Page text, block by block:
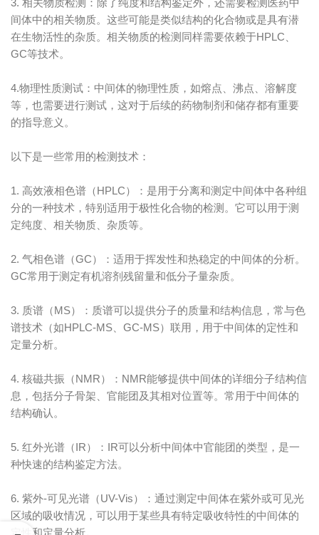
3. 相关物质检测：除了纯度和结构鉴定外，还需要检测医药中
间体中的相关物质。这些可能是类似结构的化合物或是具有潜
在生物活性的杂质。相关物质的检测同样需要依赖于HPLC、
GC等技术。
4.物理性质测试：中间体的物理性质，如熔点、沸点、溶解度
等，也需要进行测试，这对于后续的药物制剂和储存都有重要
的指导意义。
以下是一些常用的检测技术：
1. 高效液相色谱（HPLC）：是用于分离和测定中间体中各种组
分的一种技术，特别适用于极性化合物的检测。它可以用于测
定纯度、相关物质、杂质等。
2. 气相色谱（GC）：适用于挥发性和热稳定的中间体的分析。
GC常用于测定有机溶剂残留量和低分子量杂质。
3. 质谱（MS）：质谱可以提供分子的质量和结构信息，常与色
谱技术（如HPLC-MS、GC-MS）联用，用于中间体的定性和
定量分析。
4. 核磁共振（NMR）：NMR能够提供中间体的详细分子结构信
息，包括分子骨架、官能团及其相对位置等。常用于中间体的
结构确认。
5. 红外光谱（IR）：IR可以分析中间体中官能团的类型，是一
种快速的结构鉴定方法。
6. 紫外-可见光谱（UV-Vis）：通过测定中间体在紫外或可见光
区域的吸收情况，可以用于某些具有特定吸收特性的中间体的